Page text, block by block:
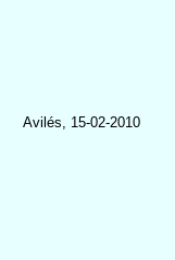
Avilés, 15-02-2010